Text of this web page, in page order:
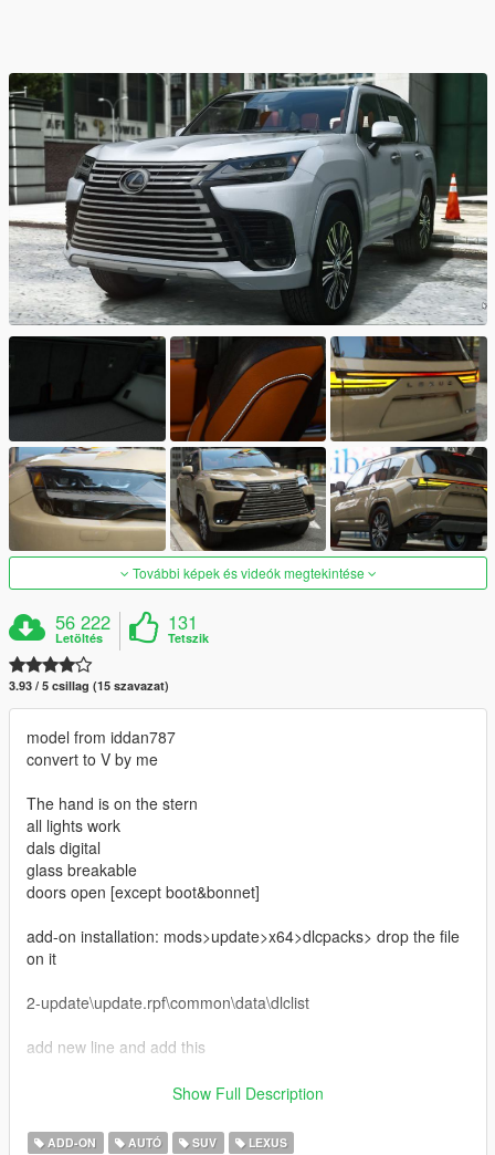
További képek és videók megtekintése
56 222
Letöltés
131
Tetszik
3.93 / 5 csillag (15 szavazat)
model from iddan787
convert to V by me
The hand is on the stern
all lights work
dals digital
glass breakable
doors open [except boot&bonnet]
add-on installation: mods>update>x64>dlcpacks> drop the file
on it
2-update\update.rpf\common\data\dlclist
add new line and add this
3-dlcpacks:\sawlx500d\
if have any bugs pls late me now
Show Full Description
ADD-ON AUTÓ SUV LEXUS